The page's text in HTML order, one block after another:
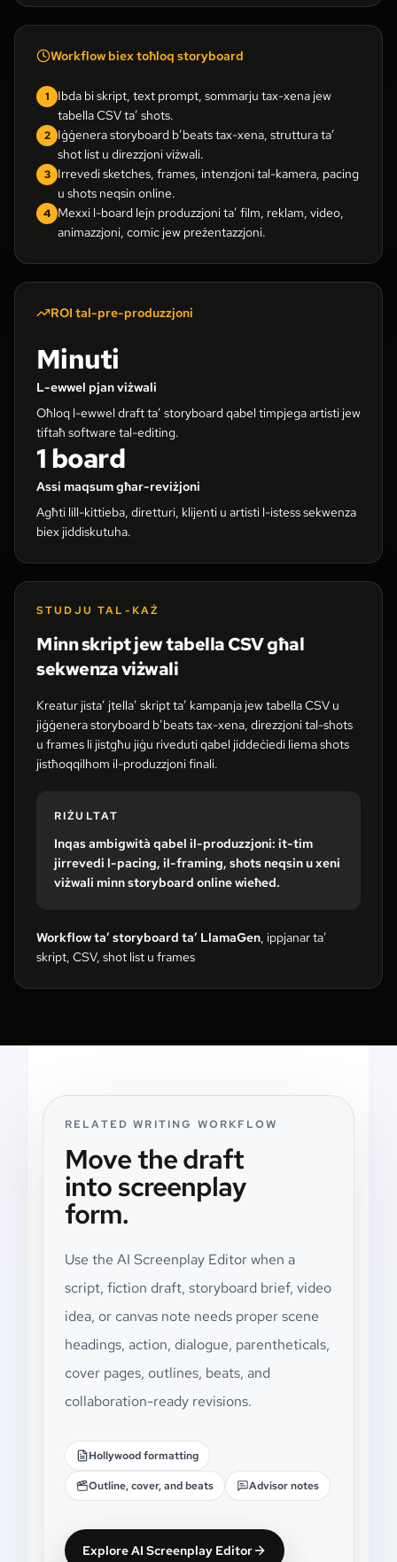
Workflow biex toħloq storyboard
1
Ibda bi skript, text prompt, sommarju tax-xena jew
tabella CSV ta’ shots.
2 Iġġenera storyboard b’beats tax-xena, struttura ta’
shot list u direzzjoni viżwali.
3 Irrevedi sketches, frames, intenzjoni tal-kamera, pacing
u shots neqsin online.
4 Mexxi l-board lejn produzzjoni ta’ film, reklam, video,
animazzjoni, comic jew preżentazzjoni.
ROI tal-pre-produzzjoni
Minuti
L-ewwel pjan viżwali
Oħloq l-ewwel draft ta’ storyboard qabel timpjega artisti jew
tiftaħ software tal-editing.
1 board
Assi maqsum għar-reviżjoni
Agħti lill-kittieba, diretturi, klijenti u artisti l-istess sekwenza
biex jiddiskutuha.
STUDJU TAL-KAŻ
Minn skript jew tabella CSV għal
sekwenza viżwali
Kreatur jista’ jtella’ skript ta’ kampanja jew tabella CSV u
jiġġenera storyboard b’beats tax-xena, direzzjoni tal-shots
u frames li jistgħu jiġu riveduti qabel jiddeċiedi liema shots
jistħoqqilhom il-produzzjoni finali.
RIŻULTAT
Inqas ambigwità qabel il-produzzjoni: it-tim
jirrevedi l-pacing, il-framing, shots neqsin u xeni
viżwali minn storyboard online wieħed.
Workflow ta’ storyboard ta’ LlamaGen, ippjanar ta’
skript, CSV, shot list u frames
RELATED WRITING WORKFLOW
Move the draft
into screenplay
form.
Use the AI Screenplay Editor when a
script, fiction draft, storyboard brief, video
idea, or canvas note needs proper scene
headings, action, dialogue, parentheticals,
cover pages, outlines, beats, and
collaboration-ready revisions.
Hollywood formatting
Outline, cover, and beats Advisor notes
Explore AI Screenplay Editor